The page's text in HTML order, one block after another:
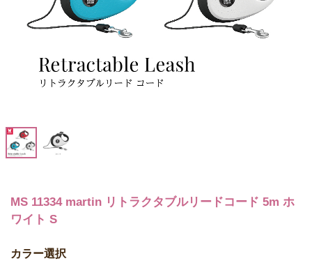
MS 11334 martin リトラクタブルリードコード 5m ホ
ワイト S
カラー選択